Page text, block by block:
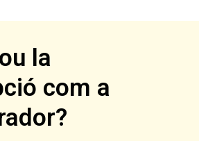
la
com a